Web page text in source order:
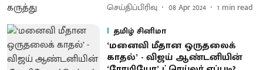
செய்திப்பிரிவு 08 Apr 2024 1 min read
தமிழ் சினிமா
‘மனைவி மீதான ஒருதலைக்
காதல்’ - விஜய் ஆண்டனியின்